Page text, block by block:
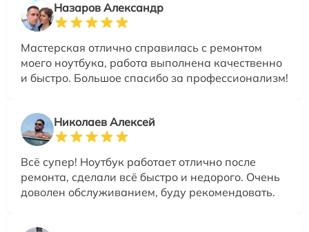
Назаров Александр
Мастерская отлично справилась с ремонтом
моего ноутбука, работа выполнена качественно
и быстро. Большое спасибо за профессионализм!
Николаев Алексей
Всё супер! Ноутбук работает отлично после
ремонта, сделали всё быстро и недорого. Очень
доволен обслуживанием, буду рекомендовать.